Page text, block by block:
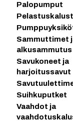
Palopumput
Sammuttimet
alkusammutus
Savukoneet ja
harjoitussavut
Suihkuputket
Vaahdot ja